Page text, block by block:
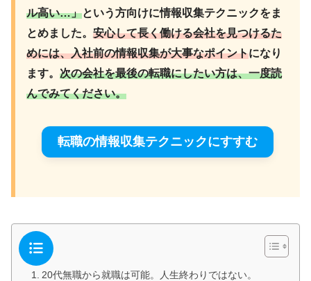
ル高い…」という方向けに情報収集テクニックをま
とめました。 安心して長く働ける会社を見つけるた
めには、入社前の情報収集が大事なポイントになり
ます。 次の会社を最後の転職にしたい方は、一度読
んでみてください。
転職の情報収集テクニックにすすむ
20代無職から就職は可能。人生終わりではない。